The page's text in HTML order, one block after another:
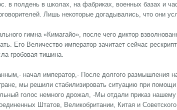
в полдень в школах, на фабриках, военных базах и
Лишь некоторые догадывались, что они
гимна «Кимагайо», после чего диктор
Его Величество император зачитает сейчас
гробовая тишина.
начал император,- После долгого размышления
мы решили стабилизировать ситуацию при помощи
голос немного дрожал, -Мы отдали приказ нашему
Штатов, Великобритании, Китая и